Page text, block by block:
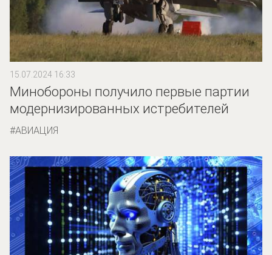
15.07.2024 16:33
Минобороны получило первые партии
модернизированных истребителей
АВИАЦИЯ